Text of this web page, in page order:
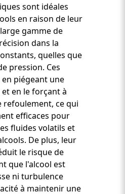
One
sont idéales
en raison de leur
gamme de
dans la
quelles que
pression. Ces
piégeant une
en le forçant à
refoulement, ce qui
efficaces pour
fluides volatils et
De plus, leur
le risque de
que l'alcool est
ni turbulence
à maintenir une